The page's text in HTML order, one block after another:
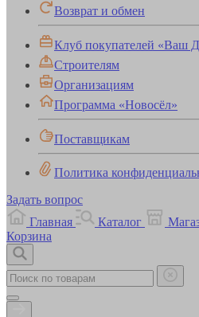
Возврат и обмен
Клуб покупателей «Ваш
Строителям
Организациям
Программа «Новосёл»
Поставщикам
Политика
Задать вопрос
Главная
Каталог
Корзина